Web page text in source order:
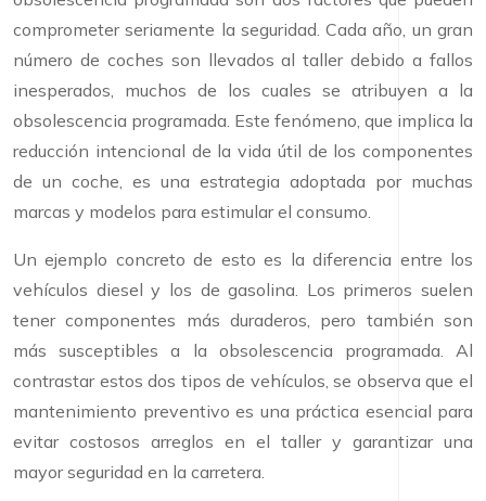
comprometer seriamente la seguridad. Cada año, un gran
número de coches son llevados al taller debido a fallos
inesperados, muchos de los cuales se atribuyen a la
obsolescencia programada. Este fenómeno, que implica la
reducción intencional de la vida útil de los componentes
de un coche, es una estrategia adoptada por muchas
marcas y modelos para estimular el consumo.
Un ejemplo concreto de esto es la diferencia entre los
vehículos diesel y los de gasolina. Los primeros suelen
tener componentes más duraderos, pero también son
más susceptibles a la obsolescencia programada. Al
contrastar estos dos tipos de vehículos, se observa que el
mantenimiento preventivo es una práctica esencial para
evitar costosos arreglos en el taller y garantizar una
mayor seguridad en la carretera.